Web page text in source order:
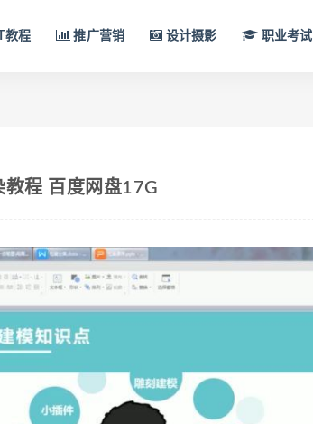
教程 推广营销 设计摄影 职业考试
程 百度网盘17G